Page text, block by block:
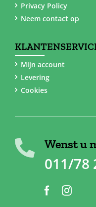
Privacy Policy
Neem contact op
Mijn account
Levering
Cookies
Wenst u
011/78